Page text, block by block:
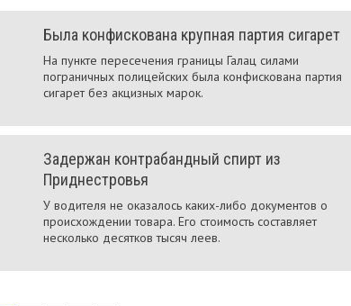
Была конфискована крупная партия сигарет
На пункте пересечения границы Галац силами
пограничных полицейских была конфискована партия
сигарет без акцизных марок.
Задержан контрабандный спирт из
Приднестровья
У водителя не оказалось каких-либо документов о
происхождении товара. Его стоимость составляет
несколько десятков тысяч леев.